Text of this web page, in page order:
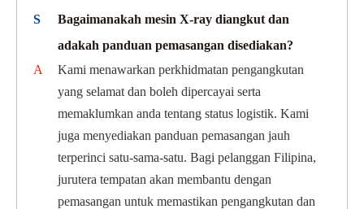
S
Bagaimanakah mesin X-ray diangkut dan
adakah panduan pemasangan disediakan?
A
Kami menawarkan perkhidmatan pengangkutan
yang selamat dan boleh dipercayai serta
memaklumkan anda tentang status logistik. Kami
juga menyediakan panduan pemasangan jauh
terperinci satu-sama-satu. Bagi pelanggan Filipina,
jurutera tempatan akan membantu dengan
pemasangan untuk memastikan pengangkutan dan